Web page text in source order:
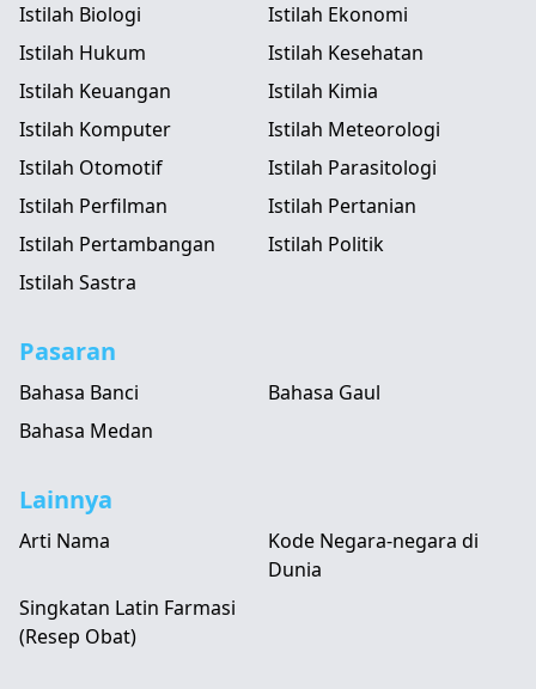
Istilah Biologi
Istilah Ekonomi
Istilah Hukum
Istilah Kesehatan
Istilah Keuangan
Istilah Kimia
Istilah Komputer
Istilah Meteorologi
Istilah Otomotif
Istilah Parasitologi
Istilah Perfilman
Istilah Pertanian
Istilah Pertambangan
Istilah Politik
Istilah Sastra
Pasaran
Bahasa Banci
Bahasa Gaul
Bahasa Medan
Lainnya
Arti Nama
Kode Negara-negara di
Dunia
Singkatan Latin Farmasi
(Resep Obat)